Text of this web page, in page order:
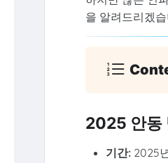
을 알려드리겠
2025 안동
기간: 2025